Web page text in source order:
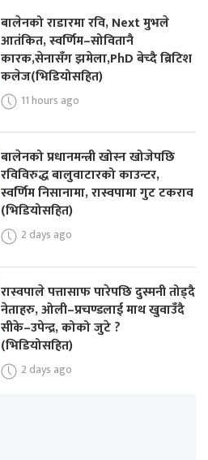
बालेनको राडारमा रवि, Next मुभले
आतंकित, स्वर्णिम–सोवितानै
कारक,सेनासँग झमेला,PhD बेच्दै ब्रिटिश
कलेज(भिडियोसहित)
11 hours ago
बालेनको प्रधानमन्त्री खोस्न खोजेपछि
रविविरुद्ध बालुवाटारको काउन्टर,
स्वर्णिम निसानामा, रास्वपामा गुट टकराव
(भिडियोसहित)
2 days ago
रास्वपाले पत्तासाफ पारेपछि दुस्मनी तोड्दै
नेताहरु, ओली–प्रचण्डलाई माथ खुवाउँदै
सीके–उपेन्द्र, कोको जुटे ?
(भिडियोसहित)
2 days ago